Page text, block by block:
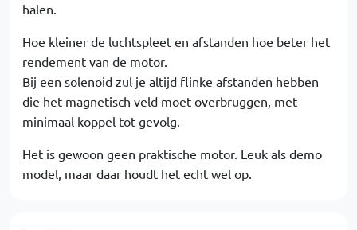
halen.
Hoe kleiner de luchtspleet en afstanden hoe beter het
rendement van de motor.
Bij een solenoid zul je altijd flinke afstanden hebben
die het magnetisch veld moet overbruggen, met
minimaal koppel tot gevolg.
Het is gewoon geen praktische motor. Leuk als demo
model, maar daar houdt het echt wel op.